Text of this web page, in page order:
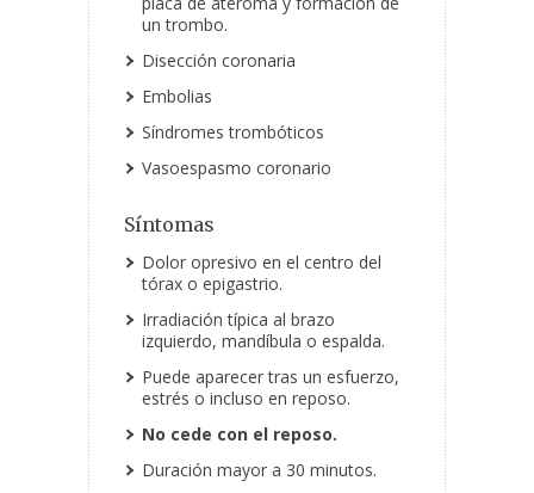
un trombo.
Disección coronaria
Embolias
Síndromes trombóticos
Vasoespasmo coronario
Síntomas
Dolor opresivo en el centro del
tórax o epigastrio.
Irradiación típica al brazo
izquierdo, mandíbula o espalda.
Puede aparecer tras un esfuerzo,
estrés o incluso en reposo.
No cede con el reposo.
Duración mayor a 30 minutos.